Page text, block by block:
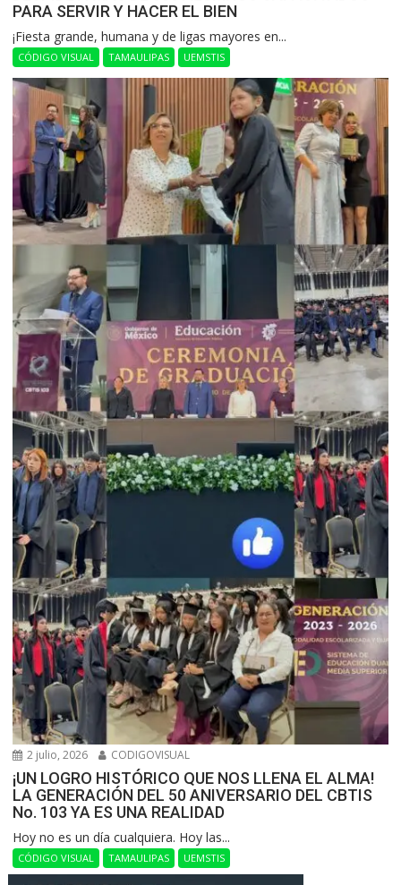
PARA SERVIR Y HACER EL BIEN
​¡Fiesta grande, humana y de ligas mayores en...
CÓDIGO VISUAL TAMAULIPAS UEMSTIS
2 julio, 2026 CODIGOVISUAL
¡UN LOGRO HISTÓRICO QUE NOS LLENA EL ALMA!
LA GENERACIÓN DEL 50 ANIVERSARIO DEL CBTIS
No. 103 YA ES UNA REALIDAD
Hoy no es un día cualquiera. Hoy las...
CÓDIGO VISUAL TAMAULIPAS UEMSTIS